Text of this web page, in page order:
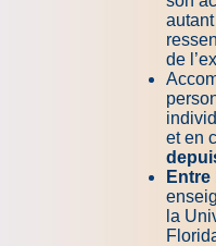
de
et en
Entre
la